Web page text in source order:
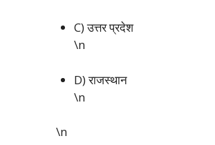
C) उत्तर प्रदेश
\n
D) राजस्थान
\n
\n